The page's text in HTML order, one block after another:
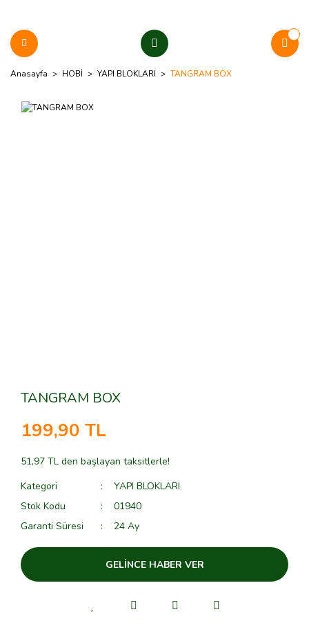
Anasayfa HOBİ YAPI BLOKLARI TANGRAM BOX
TANGRAM BOX
199,90 TL
51,97 TL den başlayan taksitlerle!
Kategori
YAPI BLOKLARI
Stok Kodu
01940
Garanti Süresi
24 Ay
GELİNCE HABER VER